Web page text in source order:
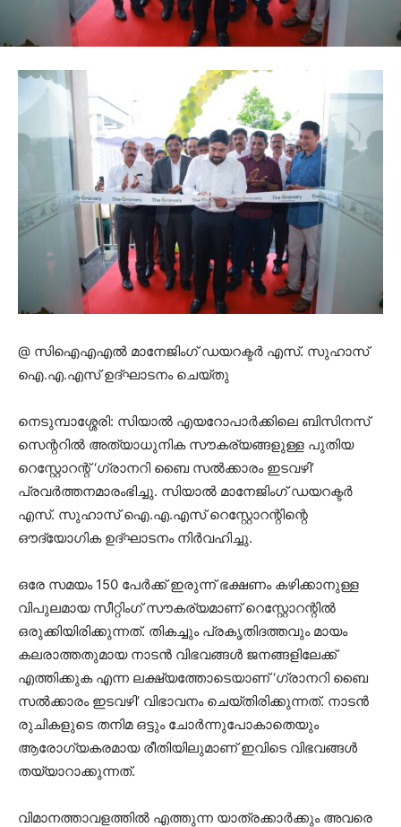
@ സിഐഎഎൽ മാനേജിംഗ് ഡയറക്ടർ എസ്. സുഹാസ്
ഐ.എ.എസ് ഉദ്ഘാടനം ചെയ്തു
നെടുമ്പാശ്ശേരി: സിയാൽ എയറോപാർക്കിലെ ബിസിനസ്
സെന്ററിൽ അത്യാധുനിക സൗകര്യങ്ങളുള്ള പുതിയ
റെസ്റ്റോറന്റ് ‘ഗ്രാനറി ബൈ സൽക്കാരം ഇടവഴി’
പ്രവർത്തനമാരംഭിച്ചു. സിയാൽ മാനേജിംഗ് ഡയറക്ടർ
എസ്. സുഹാസ് ഐ.എ.എസ് റെസ്റ്റോറന്റിന്റെ
ഔദ്യോഗിക ഉദ്ഘാടനം നിർവഹിച്ചു.
ഒരേ സമയം 150 പേർക്ക് ഇരുന്ന് ഭക്ഷണം കഴിക്കാനുള്ള
വിപുലമായ സീറ്റിംഗ് സൗകര്യമാണ് റെസ്റ്റോറന്റിൽ
ഒരുക്കിയിരിക്കുന്നത്. തികച്ചും പ്രകൃതിദത്തവും മായം
കലരാത്തതുമായ നാടൻ വിഭവങ്ങൾ ജനങ്ങളിലേക്ക്
എത്തിക്കുക എന്ന ലക്ഷ്യത്തോടെയാണ് ‘ഗ്രാനറി ബൈ
സൽക്കാരം ഇടവഴി’ വിഭാവനം ചെയ്തിരിക്കുന്നത്. നാടൻ
രുചികളുടെ തനിമ ഒട്ടും ചോർന്നുപോകാതെയും
ആരോഗ്യകരമായ രീതിയിലുമാണ് ഇവിടെ വിഭവങ്ങൾ
തയ്യാറാക്കുന്നത്.
വിമാനത്താവളത്തിൽ എത്തുന്ന യാത്രക്കാർക്കും അവരെ